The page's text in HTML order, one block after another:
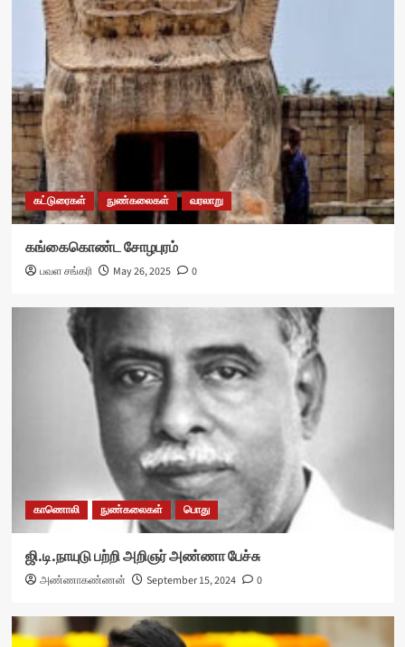
கட்டுரைகள் நுண்கலைகள் வரலாறு
கங்கைகொண்ட சோழபுரம்
பவள சங்கரி May 26, 2025 0
காணொலி நுண்கலைகள் பொது
ஜி.டி.நாயுடு பற்றி அறிஞர் அண்ணா பேச்சு
அண்ணாகண்ணன் September 15, 2024 0